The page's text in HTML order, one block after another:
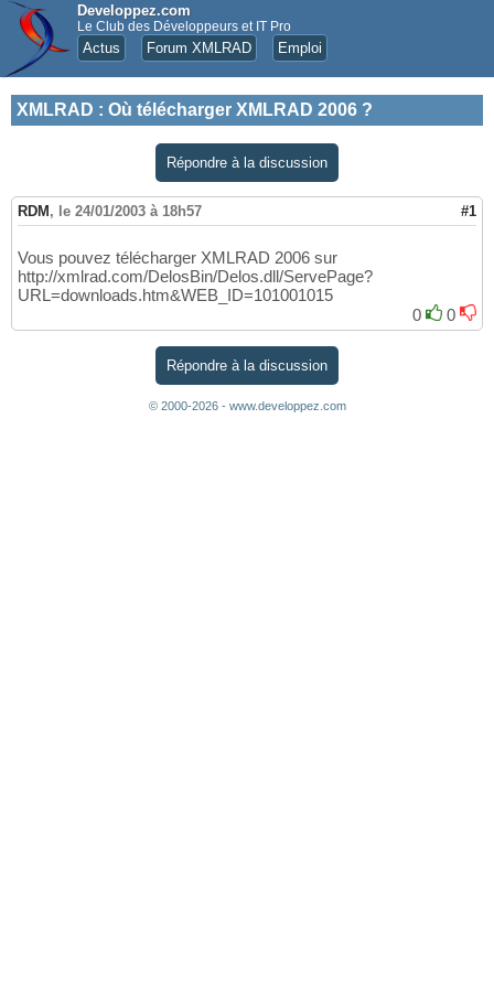
Developpez.com
Le Club des Développeurs et IT Pro
Actus Forum XMLRAD Emploi
XMLRAD : Où télécharger XMLRAD 2006 ?
Répondre à la discussion
RDM , le 24/01/2003 à 18h57 #1
Vous pouvez télécharger XMLRAD 2006 sur
http://xmlrad.com/DelosBin/Delos.dll/ServePage?
URL=downloads.htm&WEB_ID=101001015
0
0
Répondre à la discussion
© 2000-2026 - www.developpez.com